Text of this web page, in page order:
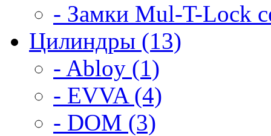
- Замки Mul-T-Lock
Цилиндры (13)
- Abloy (1)
- EVVA (4)
- DOM (3)